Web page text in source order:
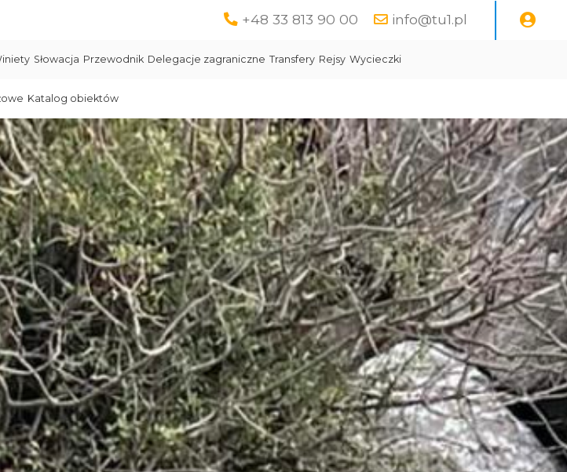
+48 33 813 90 00 info@tu1.pl
Słowacja Przewodnik Delegacje zagraniczne Transfery Rejsy Wycieczki
Katalog obiektów